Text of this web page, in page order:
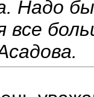
Надо
все